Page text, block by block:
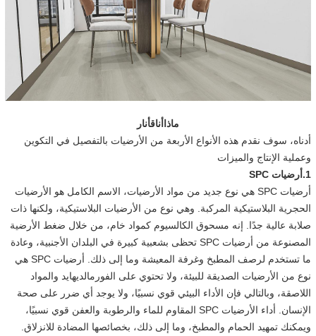
ماذا أناقأنار
أدناه، سوف نقدم هذه الأنواع الأربعة من الأرضيات بالتفصيل في التكوين
وعملية الإنتاج والميزات
1.أرضيات SPC
أرضيات SPC هي نوع جديد من مواد الأرضيات، الاسم الكامل هو الأرضيات
الحجرية البلاستيكية المركبة. وهي نوع من الأرضيات البلاستيكية، ولكنها ذات
صلابة عالية جدًا. إنه مسحوق الكالسيوم كمواد خام، من خلال ضغط الأرضية
المصنوعة من أرضيات SPC تحظى بشعبية كبيرة في البلدان الأجنبية، وعادة
ما تستخدم لرصف المطبخ وغرفة المعيشة وما إلى ذلك. أرضيات SPC هي
نوع من الأرضيات الصديقة للبيئة، ولا تحتوي على الفورمالديهايد والمواد
اللاصقة، وبالتالي فإن الأداء البيئي قوي نسبيًا، ولا يوجد أي ضرر على صحة
الإنسان. أداء الأرضيات SPC المقاوم للماء والرطوبة والعفن قوي نسبيًا،
ويمكنك تمهيد الحمام والمطبخ، وما إلى ذلك، بخصائصها المضادة للانزلاق.